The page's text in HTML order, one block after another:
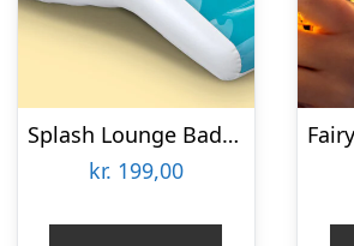
Splash Lounge Bademadras – Intex
kr. 199,00